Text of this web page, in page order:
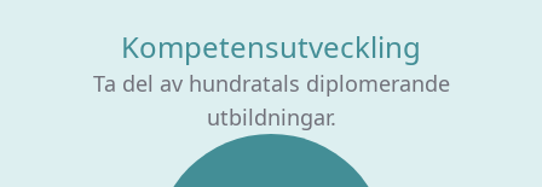
Kompetensutveckling
Ta del av hundratals diplomerande
utbildningar.